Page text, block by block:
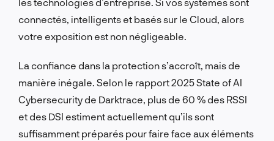
connectés, intelligents et basés sur le Cloud, alors
votre exposition est non négligeable.
La confiance dans la protection s’accroît, mais de
manière inégale. Selon le rapport 2025 State of AI
Cybersecurity de Darktrace, plus de 60 % des RSSI
et des DSI estiment actuellement qu’ils sont
suffisamment préparés pour faire face aux éléments